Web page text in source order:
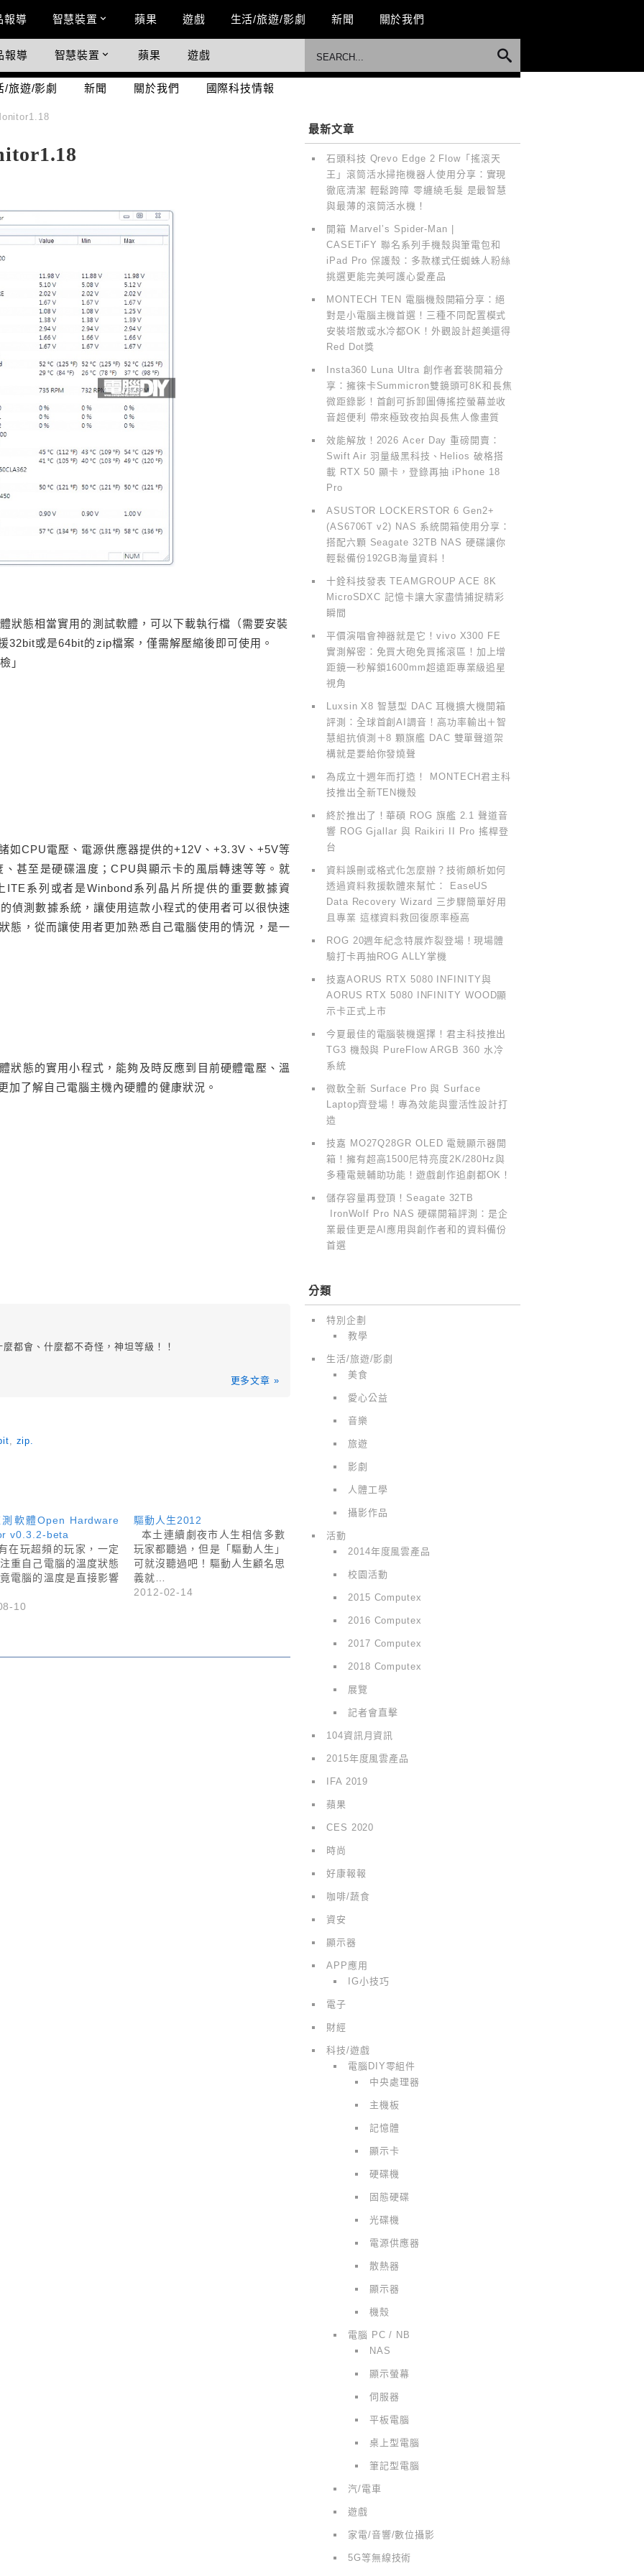
Menu
報導 智慧裝置 蘋果 遊戲 生活/旅遊/影劇 新聞 關於我們
技情報
報導 智慧裝置 蘋果 遊戲
/旅遊/影劇 新聞 關於我們 國際科技情報
狀態相當實用的測試軟體，可以下載執行檔（需要安裝
32bit或是64bit的zip檔案，僅需解壓縮後即可使用。
」
如CPU電壓、電源供應器提供的+12V、+3.3V、+5V等
甚至是硬碟溫度；CPU與顯示卡的風扇轉速等等。就
系列或者是Winbond系列晶片所提供的重要數據資
偵測數據系統，讓使用這款小程式的使用者可以很快速
態，從而讓使用者更加熟悉自己電腦使用的情況，是一
狀態的實用小程式，能夠及時反應到目前硬體電壓、溫
加了解自己電腦主機內硬體的健康狀況。
都會、什麼都不奇怪，神坦等級！！
更多文章 »
, zip.
軟體Open Hardware
v0.3.2-beta
玩超頻的玩家，一定
重自己電腦的溫度狀態
電腦的溫度是直接影響
10
驅動人生2012
本土連續劇夜市人生相信多數
玩家都聽過，但是「驅動人生」
可就沒聽過吧！驅動人生顧名思
義就…
2012-02-14
最新文章
石頭科技 Qrevo Edge 2 Flow「搖滾天
王」滾筒活水掃拖機器人使用分享：實現
徹底清潔 輕鬆跨障 零纏繞毛髮 是最智慧
與最薄的滾筒活水機！
開箱 Marvel’s Spider-Man |
CASETiFY 聯名系列手機殼與筆電包和
iPad Pro 保護殼：多款樣式任蜘蛛人粉絲
挑選更能完美呵護心愛產品
MONTECH TEN 電腦機殼開箱分享：絕
對是小電腦主機首選！三種不同配置模式
安裝塔散或水冷都OK！外觀設計超美還得
Red Dot獎
Insta360 Luna Ultra 創作者套裝開箱分
享：擁徠卡Summicron雙鏡頭可8K和長焦
微距錄影！首創可拆卸圖傳搖控螢幕並收
音超便利 帶來極致夜拍與長焦人像畫質
效能解放！2026 Acer Day 重磅開賣：
Swift Air 羽量級黑科技、Helios 破格搭
載 RTX 50 顯卡，登錄再抽 iPhone 18
Pro
ASUSTOR LOCKERSTOR 6 Gen2+
(AS6706T v2) NAS 系統開箱使用分享：
搭配六顆 Seagate 32TB NAS 硬碟讓你
輕鬆備份192GB海量資料！
十銓科技發表 TEAMGROUP ACE 8K
MicroSDXC 記憶卡讓大家盡情捕捉精彩
瞬間
平價演唱會神器就是它！vivo X300 FE
實測解密：免買大砲免買搖滾區！加上增
距鏡一秒解鎖1600mm超遠距專業級追星
視角
Luxsin X8 智慧型 DAC 耳機擴大機開箱
評測：全球首創AI調音！高功率輸出＋智
慧組抗偵測＋8 顆旗艦 DAC 雙單聲道架
構就是要給你發燒聲
為成立十週年而打造！ MONTECH君主科
技推出全新TEN機殼
終於推出了！華碩 ROG 旗艦 2.1 聲道音
響 ROG Gjallar 與 Raikiri II Pro 搖桿登
台
資料誤刪或格式化怎麼辦？技術頗析如何
透過資料救援軟體來幫忙： EaseUS
Data Recovery Wizard 三步驟簡單好用
且專業 這樣資料救回復原率極高
ROG 20週年紀念特展炸裂登場！現場體
驗打卡再抽ROG ALLY掌機
技嘉AORUS RTX 5080 INFINITY與
AORUS RTX 5080 INFINITY WOOD顯
示卡正式上市
今夏最佳的電腦裝機選擇！君主科技推出
TG3 機殼與 PureFlow ARGB 360 水冷
系統
微軟全新 Surface Pro 與 Surface
Laptop齊登場！專為效能與靈活性設計打
造
技嘉 MO27Q28GR OLED 電競顯示器開
箱！擁有超高1500尼特亮度2K/280Hz與
多種電競輔助功能！遊戲創作追劇都OK！
儲存容量再登頂！Seagate 32TB
IronWolf Pro NAS 硬碟開箱評測：是企
業最佳更是AI應用與創作者和的資料備份
首選
分類
特別企劃
教學
生活/旅遊/影劇
美食
愛心公益
音樂
旅遊
影劇
人體工學
攝影作品
活動
2014年度風雲產品
校園活動
2015 Computex
2016 Computex
2017 Computex
2018 Computex
展覽
記者會直擊
104資訊月資訊
2015年度風雲產品
IFA 2019
蘋果
CES 2020
時尚
好康報報
咖啡/蔬食
資安
顯示器
APP應用
IG小技巧
電子
財經
科技/遊戲
電腦DIY零組件
中央處理器
主機板
記憶體
顯示卡
硬碟機
固態硬碟
光碟機
電源供應器
散熱器
顯示器
機殼
電腦 PC / NB
NAS
顯示螢幕
伺服器
平板電腦
桌上型電腦
筆記型電腦
汽/電車
遊戲
家電/音響/數位攝影
5G等無線技術